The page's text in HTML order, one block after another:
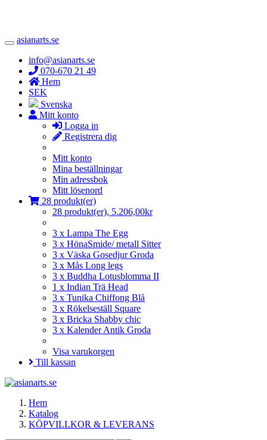
Toggle
Navigation
asianarts.se
info@asianarts.se
070-670 21 49
Hem
SEK
Svenska
Mitt konto
Logga in
Registrera dig
Mitt konto
Mina beställningar
Min adressbok
Mitt lösenord
28 produkt(er)
28 produkt(er), 5.206,00kr
3 x Lampa The Egg
3 x HönaSmide/ metall Sitter
3 x Väska Gosedjur Groda
3 x Mås Long legs
3 x Buddha Lotusblomma II
1 x Indian Trä Head
3 x Tunika Chiffong Blå
3 x Rökelseställ Square
3 x Bricka Shabby chic
3 x Kalender Antik Groda
Visa varukorgen
Till kassan
Hem
Katalog
KÖPVILLKOR & LEVERANS